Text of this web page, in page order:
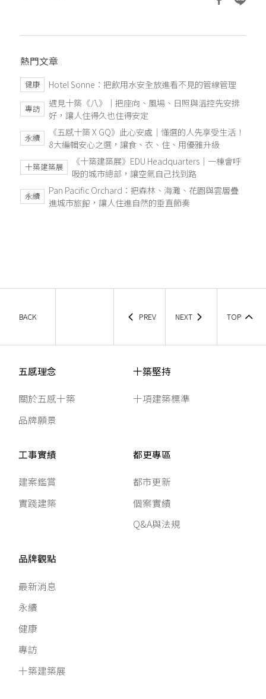
熱門文章
健康 Hotel Sonne：把飲用水安全放進看不見的管線管理
專訪
遇見十築《八》｜把座向、風場、日照與溫控先安排
好，讓人住得久也住得安定
永續
《五感十築 X GQ》此心安處｜懂選的人先享受生活！
8大編輯安心之選，讓食、衣、住、用優雅升級
十築建築展
《十築建築展》EDU Headquarters｜一棟會呼
吸的城市總部，讓空氣自己找到路
永續
Pan Pacific Orchard：把森林、海灘、花園與雲層疊
進城市旅館，讓人住進自然的垂直節奏
BACK PREV NEXT TOP
五感理念
關於五感十築
品牌願景
十築堅持
十項建築標準
工事實績
建案鑑賞
實踐建築
都更專區
都市更新
個案實績
Q&A與法規
品牌觀點
最新消息
永續
健康
專訪
十築建築展